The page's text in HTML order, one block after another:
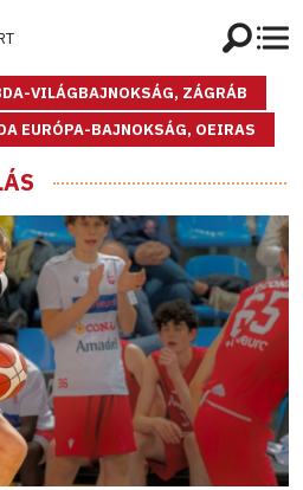
VILÁGBAJNOKSÁG, ZÁGRÁB
EURÓPA-BAJNOKSÁG, OEIRAS